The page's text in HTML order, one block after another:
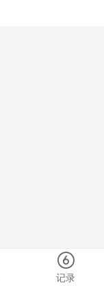
记录